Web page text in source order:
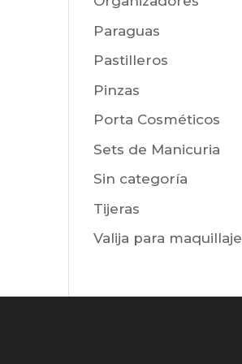
Paraguas
Pastilleros
Pinzas
Porta Cosméticos
Sets de Manicuria
Sin categoría
Tijeras
Valija para maquillaje